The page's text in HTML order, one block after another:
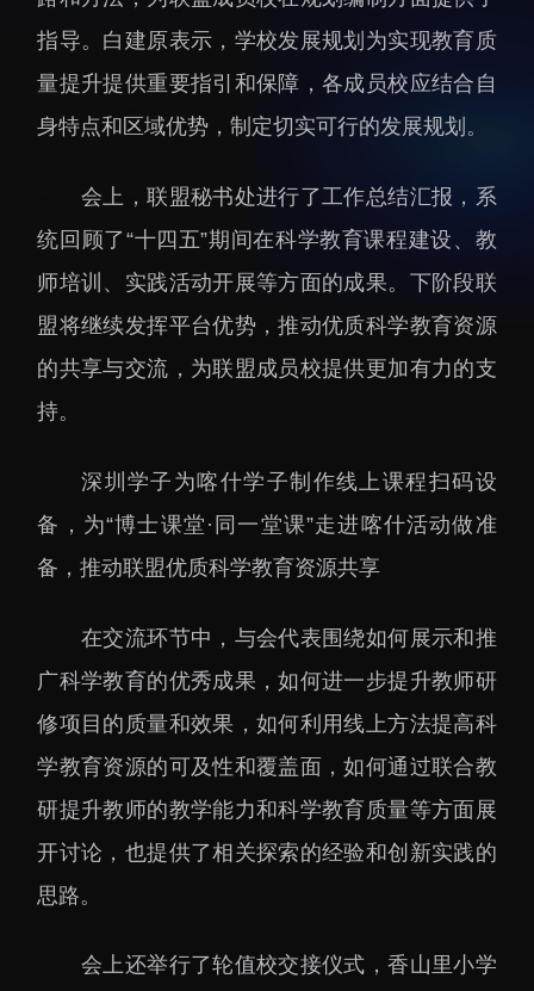
招生信息
教育动态
先进榜YOUNG
交流动态
国合项目
来华指引
下载中心
转移转化
合作交流
党建工作
群团工作
树立和践行正确政绩观
国家高性能医疗器械创
中心
深港脑科学创新研究院
深圳先进电子材料国际
指导。白建原表示，学校发展规划为实现教育质
量提升提供重要指引和保障，各成员校应结合自
身特点和区域优势，制定切实可行的发展规划。
会上，联盟秘书处进行了工作总结汇报，系
统回顾了“十四五”期间在科学教育课程建设、教
师培训、实践活动开展等方面的成果。下阶段联
盟将继续发挥平台优势，推动优质科学教育资源
的共享与交流，为联盟成员校提供更加有力的支
持。
深圳学子为喀什学子制作线上课程扫码设
备，为“博士课堂·同一堂课”走进喀什活动做准
备，推动联盟优质科学教育资源共享
在交流环节中，与会代表围绕如何展示和推
广科学教育的优秀成果，如何进一步提升教师研
修项目的质量和效果，如何利用线上方法提高科
学教育资源的可及性和覆盖面，如何通过联合教
研提升教师的教学能力和科学教育质量等方面展
开讨论，也提供了相关探索的经验和创新实践的
思路。
会上还举行了轮值校交接仪式，香山里小学